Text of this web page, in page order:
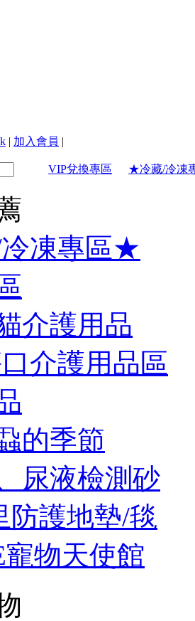
| 加入會員 |
VIP兌換專區 ★冷藏/冷凍
凍專區★
介護用品
介護用品區
的季節
尿液檢測砂
防護地墊/毯
物天使館